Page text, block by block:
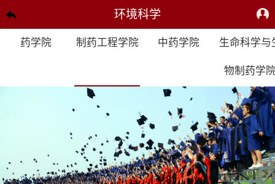
环境科学
药学院 制药工程学院 中药学院 生命科学与
物制药学